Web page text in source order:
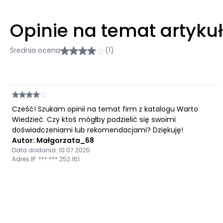
Opinie na temat
Średnia ocena (1)
Cześć! Szukam opinii na temat firm z katalogu Warto
Wiedzieć. Czy ktoś mógłby podzielić się swoimi
doświadczeniami lub rekomendacjami? Dziękuję!
Autor: Małgorzata_68
Data dodania: 10.07.2025
Adres IP: ***.***.252.161